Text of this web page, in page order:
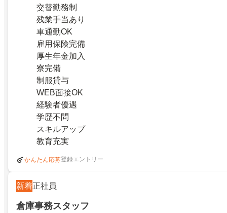
交替勤務制
残業手当あり
車通勤OK
雇用保険完備
厚生年金加入
寮完備
制服貸与
WEB面接OK
経験者優遇
学歴不問
スキルアップ
教育充実
かんたん応募登録エントリー
新着正社員
倉庫事務スタッフ